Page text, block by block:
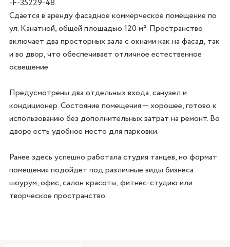
-F-35229-48
Сдается в аренду фасадное коммерческое помещение по
ул. Канатной, общей площадью 120 м². Пространство
включает два просторных зала с окнами как на фасад, так
и во двор, что обеспечивает отличное естественное
освещение.
Предусмотрены два отдельных входа, санузел и
кондиционер. Состояние помещения — хорошее, готово к
использованию без дополнительных затрат на ремонт. Во
дворе есть удобное место для парковки.
Ранее здесь успешно работала студия танцев, но формат
помещения подойдет под различные виды бизнеса:
шоурум, офис, салон красоты, фитнес-студию или
творческое пространство.